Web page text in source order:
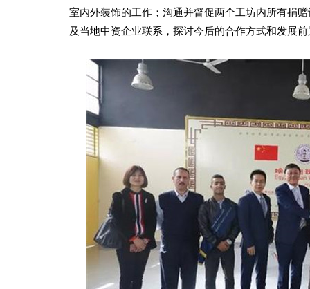
室内外装饰的工作；沟通并督促两个工坊内所有捐
及当地中资企业联系，探讨今后的合作方式和发展